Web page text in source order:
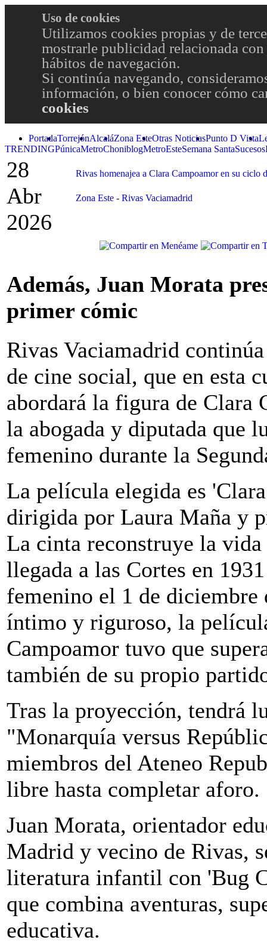
Uso de cookies
Utilizamos cookies propias y de
mostrarle publicidad relacionada
hábitos de navegación.
Si continúa navegando,
información, o bien conocer cómo
cookies
PortadaTorrejónAlcaláZona EsteOtras NoticiasPunto D Vista
TRENDINGPúnicaMetroChoniblogMetroEsteSemana SantaSucesos
28
Abr
2026
Rivas homenajea a Clara Campoamor en su ciclo
Zona Este - Rivas Vaciamadrid
Además, Juan Morata
primer cómic
Rivas Vaciamadrid
de cine social, que en esta
abordará la figura de Clara
la abogada y diputada que
femenino durante la
La película elegida es
dirigida por Laura Maña y
La cinta reconstruye la
llegada a las Cortes en
femenino el 1 de diciembre
íntimo y riguroso, la
Campoamor tuvo que
también de su propio
Tras la proyección, tendrá
"Monarquía versus
miembros del Ateneo
libre hasta completar aforo.
Juan Morata, orientador
Madrid y vecino de Rivas,
literatura infantil con 'Bug
que combina aventuras,
educativa.